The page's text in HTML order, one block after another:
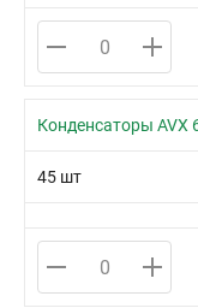
Конденсаторы AVX
45 шт